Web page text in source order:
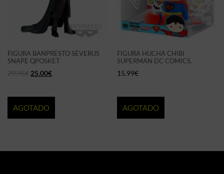
FIGURA BANPRESTO SEVERUS
SNAPE QPOSKET
29.95€ 25.00€
AGOTADO
FIGURA HUCHA CHIBI
SUPERMAN DC COMICS.
15.99€
AGOTADO